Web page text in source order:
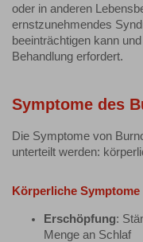
oder in anderen
ernstzunehmendes
beeinträchtigen kann
Behandlung erfordert.
Symptome des
Die Symptome von
unterteilt werden:
Körperliche Symptome
Erschöpfung:
Menge an Schlaf